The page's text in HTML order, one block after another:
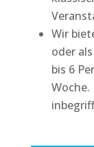
Wir
oder
bis 6